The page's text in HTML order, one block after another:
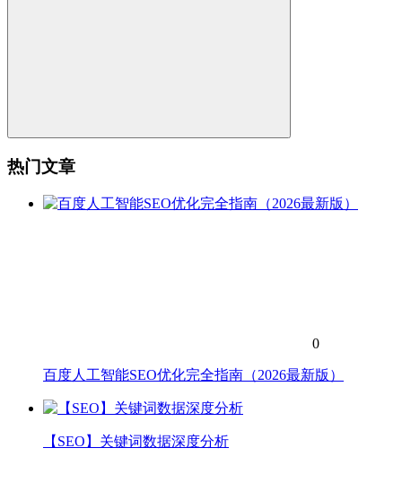
热门文章
0
百度人工智能SEO优化完全指南（2026最新版）
【SEO】关键词数据深度分析